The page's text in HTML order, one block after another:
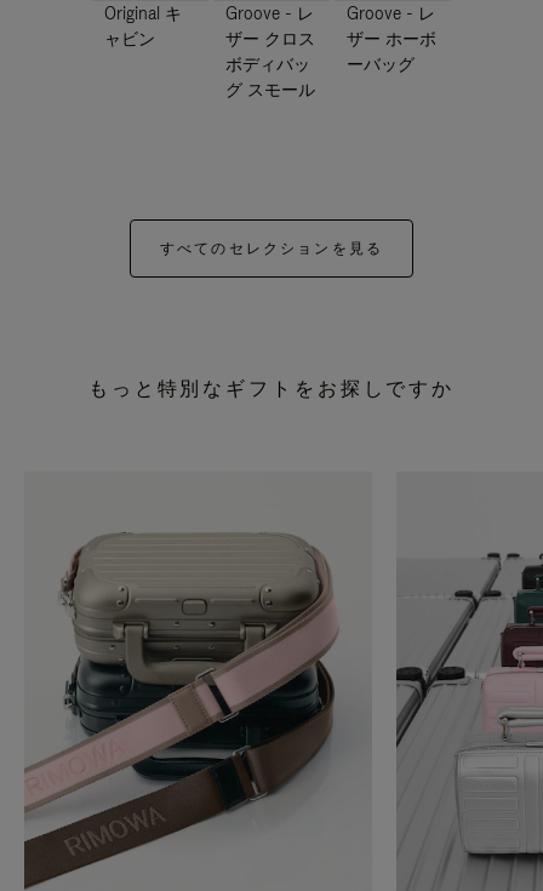
Original キ
ャビン
Groove - レ
ザー クロス
ボディバッ
グ スモール
Groove - レ
ザー ホーボ
ーバッグ
すべてのセレクションを見る
もっと特別なギフトをお探しですか